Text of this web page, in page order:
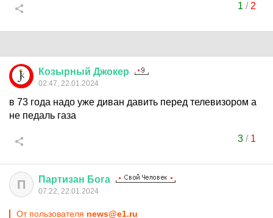
1 / 2
Козырный Джокер
02:47, 22.01.2024
в 73 года надо уже диван давить перед телевизором а
не педаль газа
3/ 1
П Партизан Бога
07:22, 22.01.2024
От пользователя news@e1.ru